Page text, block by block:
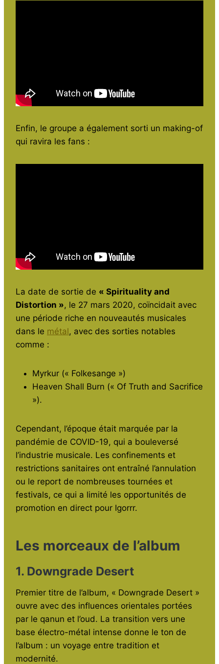
Enfin, le groupe a également sorti un making-of
qui ravira les fans :
La date de sortie de « Spirituality and
Distortion », le 27 mars 2020, coïncidait avec
une période riche en nouveautés musicales
dans le métal, avec des sorties notables
comme :
Myrkur (« Folkesange »)
Heaven Shall Burn (« Of Truth and Sacrifice
»).
Cependant, l’époque était marquée par la
pandémie de COVID-19, qui a bouleversé
l’industrie musicale. Les confinements et
restrictions sanitaires ont entraîné l’annulation
ou le report de nombreuses tournées et
festivals, ce qui a limité les opportunités de
promotion en direct pour Igorrr.
Les morceaux de l’album
1. Downgrade Desert
Premier titre de l’album, « Downgrade Desert »
ouvre avec des influences orientales portées
par le qanun et l’oud. La transition vers une
base électro-métal intense donne le ton de
l’album : un voyage entre tradition et
modernité.